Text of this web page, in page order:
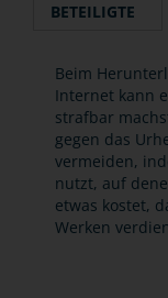
BETEILIGTE
Beim
Internet kann
strafbar
gegen das
vermeiden,
nutzt, auf
etwas kostet,
Werken